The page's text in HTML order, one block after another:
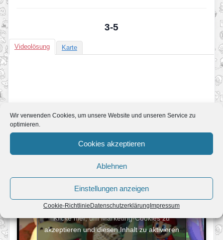
Wir verwenden Cookies, um unsere Website und unseren Service zu
optimieren.
Cookies akzeptieren
Ablehnen
Einstellungen anzeigen
Cookie-Richtlinie Datenschutzerklärung Impressum
3-5
Videolösung Karte
Klicke hier, um Marketing-Cookies zu
akzeptieren und diesen Inhalt zu aktivieren